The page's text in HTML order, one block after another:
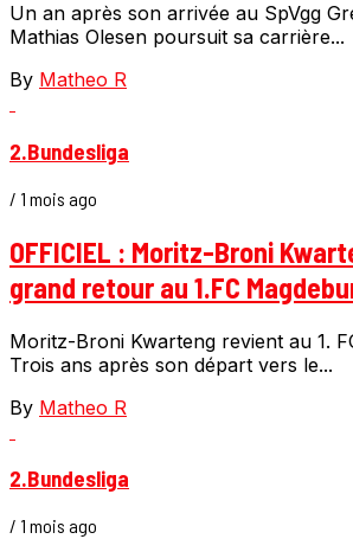
Un an après son arrivée au SpVgg
Mathias Olesen poursuit sa carrière...
By Matheo R
2.Bundesliga
/ 1 mois ago
OFFICIEL : Moritz-Broni
grand retour au 1.FC
Moritz-Broni Kwarteng revient au 1.
Trois ans après son départ vers le...
By Matheo R
2.Bundesliga
/ 1 mois ago